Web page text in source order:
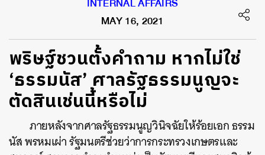
INTERNAL AFFAIRS
MAY 16, 2021
พริษฐ์ชวนตั้งคำถาม หากไม่ใช่
‘ธรรมนัส’ ศาลรัฐธรรมนูญจะ
ตัดสินเช่นนี้หรือไม่
ภายหลังจากศาลรัฐธรรมนูญวินิจฉัยให้ร้อยเอก ธรรม
นัส พรหมเผ่า รัฐมนตรีช่วยว่าการกระทรวงเกษตรและ